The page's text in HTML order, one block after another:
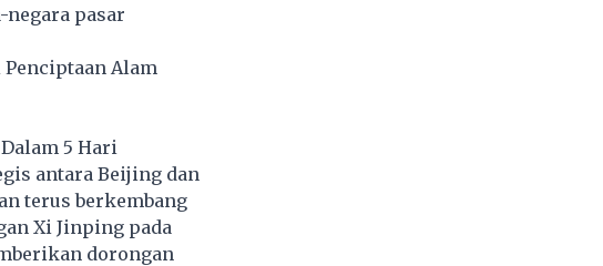
negara pasar
Alam
5 Hari
antara Beijing dan
terus berkembang
Xi Jinping pada
dorongan